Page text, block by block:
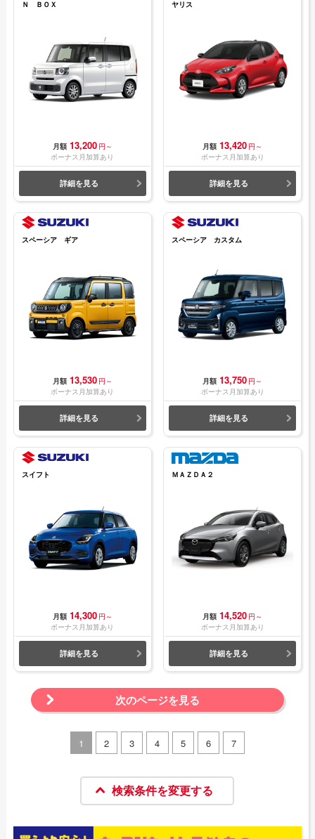
Ｎ ＢＯＸ
月額 13,200 円～
ボーナス月加算あり
詳細を見る
ヤリス
月額 13,420 円～
ボーナス月加算あり
詳細を見る
スペーシア ギア
月額 13,530 円～
ボーナス月加算あり
詳細を見る
スペーシア カスタム
月額 13,750 円～
ボーナス月加算あり
詳細を見る
スイフト
月額 14,300 円～
ボーナス月加算あり
詳細を見る
ＭＡＺＤＡ２
月額 14,520 円～
ボーナス月加算あり
詳細を見る
次のページを見る
1 2 3 4 5 6 7
検索条件を変更する